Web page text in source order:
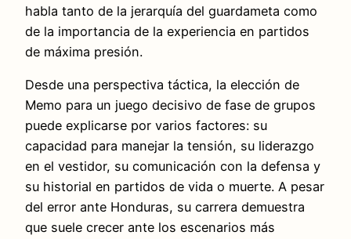
habla tanto de la jerarquía del guardameta como
de la importancia de la experiencia en partidos
de máxima presión.
Desde una perspectiva táctica, la elección de
Memo para un juego decisivo de fase de grupos
puede explicarse por varios factores: su
capacidad para manejar la tensión, su liderazgo
en el vestidor, su comunicación con la defensa y
su historial en partidos de vida o muerte. A pesar
del error ante Honduras, su carrera demuestra
que suele crecer ante los escenarios más